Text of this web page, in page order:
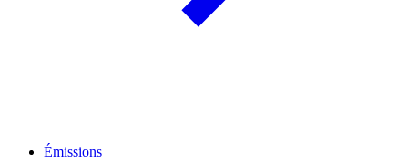
Émissions